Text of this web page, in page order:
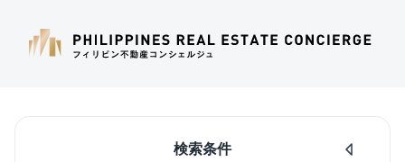
検索条件